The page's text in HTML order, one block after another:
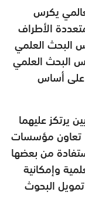
يكرس
الأطراف
البحث العلمي
البحث العلمي
على أساس
يرتكز عليهما
تعاون مؤسسات
من بعضها
وإمكانية
البحوث